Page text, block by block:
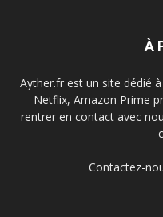
À
Ayther.fr est un site dédié
Netflix, Amazon Prime
rentrer en contact avec
Contactez-